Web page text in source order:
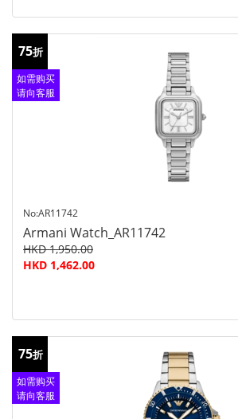
75折
如需购买
请向客服
No:AR11742
Armani Watch_AR11742
HKD 1,950.00
HKD 1,462.00
75折
如需购买
请向客服